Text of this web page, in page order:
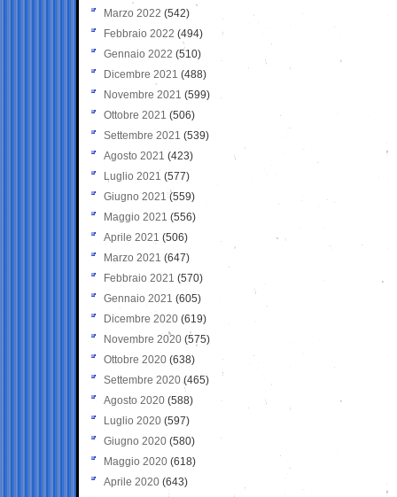
Marzo 2022 (542)
Febbraio 2022 (494)
Gennaio 2022 (510)
Dicembre 2021 (488)
Novembre 2021 (599)
Ottobre 2021 (506)
Settembre 2021 (539)
Agosto 2021 (423)
Luglio 2021 (577)
Giugno 2021(559)
Maggio 2021 (556)
Aprile 2021 (506)
Marzo 2021 (647)
Febbraio 2021 (570)
Gennaio 2021 (605)
Dicembre 2020 (619)
Novembre 2020 (575)
Ottobre 2020 (638)
Settembre 2020(465)
Agosto 2020 (588)
Luglio 2020 (597)
Giugno 2020 (580)
Maggio 2020 (618)
Aprile 2020 (643)